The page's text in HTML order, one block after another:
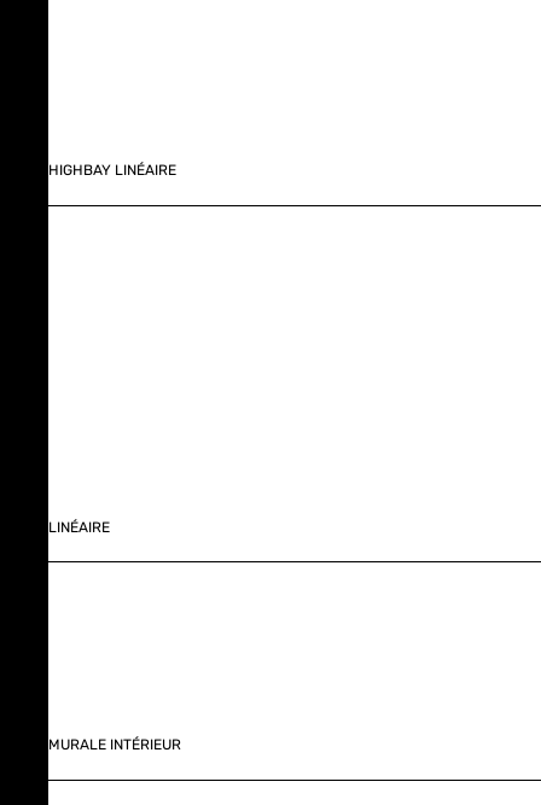
HIGHBAY LINÉAIRE
LINÉAIRE
MURALE INTÉRIEUR